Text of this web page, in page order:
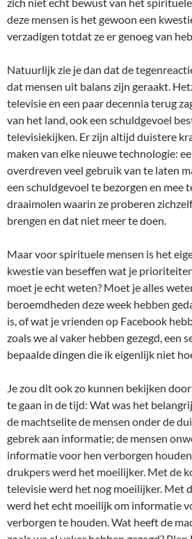
deze mensen is het gewoon een
verzadigen totdat ze er genoeg van
Natuurlijk zie je dan dat de
dat mensen uit balans zijn geraakt.
televisie en een paar decennia terug
van het land, ook een schuldgevoel
televisiekijken. Er zijn altijd duistere
maken van elke nieuwe technologie:
overdreven veel gebruik van te laten
een schuldgevoel te bezorgen en mee
draaimolen waarin ze proberen
brengen en dat niet meer te doen.
Maar voor spirituele mensen is het
kwestie van beseffen wat je
moet je echt weten? Moet je alles
beroemdheden deze week hebben
is, of wat je vrienden op Facebook
zoals we al vaker hebben gezegd, een
bepaalde dingen die ik eigenlijk niet
Je zou dit ook zo kunnen bekijken
te gaan in de tijd: Wat was het
de machtselite de mensen onder de
gebrek aan informatie; de mensen
informatie voor hen verborgen
drukpers werd het moeilijker. Met de
televisie werd het nog moeilijker. Met
werd het echt moeilijk om informatie
verborgen te houden. Wat heeft de